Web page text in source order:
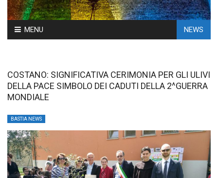
Skip
to
MENU NEWS
COSTANO: SIGNIFICATIVA CERIMONIA PER GLI ULIVI
DELLA PACE SIMBOLO DEI CADUTI DELLA 2^GUERRA
MONDIALE
BASTIA NEWS